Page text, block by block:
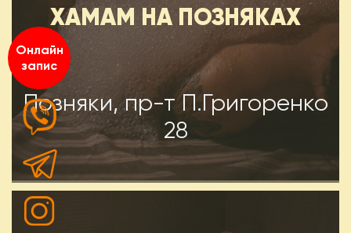
ХАМАМ НА ПОЗНЯКАХ
Позняки, пр-т П.Григоренко
28
Онлайн
запис